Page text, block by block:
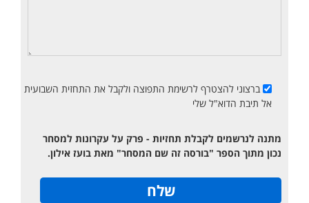
ברצוני להצטרף לרשימת התפוצה ולקבל את התחזית השבועית
אל תיבת הדוא"ל שלי
מתנה לנרשמים לקבלת תחזיות - פרק על עקרונות למסחר
נכון מתוך הספר "בורסה זה שם המסחר" מאת בועז אילון.